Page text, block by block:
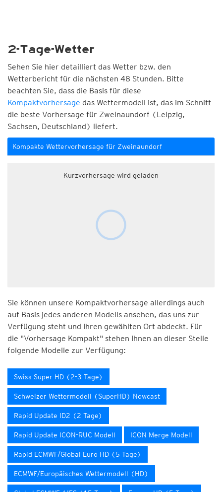
2-Tage-Wetter
Sehen Sie hier detailliert das Wetter bzw. den
Wetterbericht für die nächsten 48 Stunden. Bitte
beachten Sie, dass die Basis für diese
Kompaktvorhersage das Wettermodell ist, das im Schnitt
die beste Vorhersage für Zweinaundorf (Leipzig,
Sachsen, Deutschland) liefert.
Kompakte Wettervorhersage für Zweinaundorf
Kurzvorhersage wird geladen
Sie können unsere Kompaktvorhersage allerdings auch
auf Basis jedes anderen Modells ansehen, das uns zur
Verfügung steht und Ihren gewählten Ort abdeckt. Für
die "Vorhersage Kompakt" stehen Ihnen an dieser Stelle
folgende Modelle zur Verfügung:
Swiss Super HD (2-3 Tage)
Schweizer Wettermodell (SuperHD) Nowcast
Rapid Update ID2 (2 Tage)
Rapid Update ICON-RUC Modell ICON Merge Modell
Rapid ECMWF/Global Euro HD (5 Tage)
ECMWF/Europäisches Wettermodell (HD)